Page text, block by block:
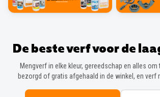
De beste verf voor de
Mengverf in elke kleur, gereedschap en alles om
bezorgd of gratis afgehaald in de winkel, en verf